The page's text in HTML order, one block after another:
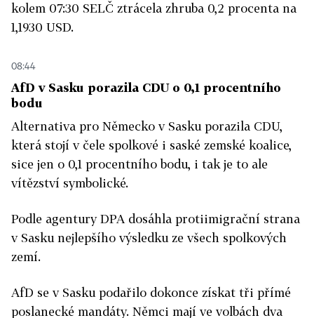
kolem 07:30 SELČ ztrácela zhruba 0,2 procenta na
1,1930 USD.
08:44
AfD v Sasku porazila CDU o 0,1 procentního
bodu
Alternativa pro Německo v Sasku porazila CDU,
která stojí v čele spolkové i saské zemské koalice,
sice jen o 0,1 procentního bodu, i tak je to ale
vítězství symbolické.
Podle agentury DPA dosáhla protiimigrační strana
v Sasku nejlepšího výsledku ze všech spolkových
zemí.
AfD se v Sasku podařilo dokonce získat tři přímé
poslanecké mandáty. Němci mají ve volbách dva